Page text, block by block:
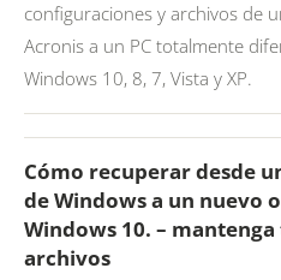
configuraciones y archivos de
Acronis a un PC totalmente
Windows 10, 8, 7, Vista y XP.
Cómo recuperar desde
de Windows a un nuevo
Windows 10. –
archivos